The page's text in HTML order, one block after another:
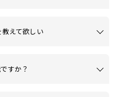
えて欲しい
すか？